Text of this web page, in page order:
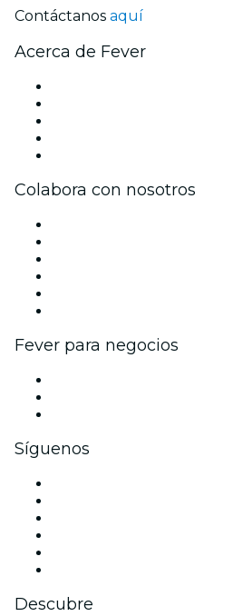
Contáctanos aquí
Acerca de Fever
Colabora con nosotros
Fever para negocios
Síguenos
Descubre